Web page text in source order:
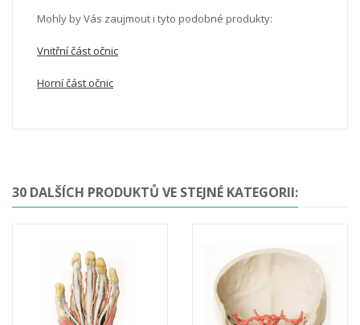
Mohly by Vás zaujmout i tyto podobné produkty:
Vnitřní část očnic
Horní část očnic
30 DALŠÍCH PRODUKTŮ VE STEJNÉ KATEGORII: